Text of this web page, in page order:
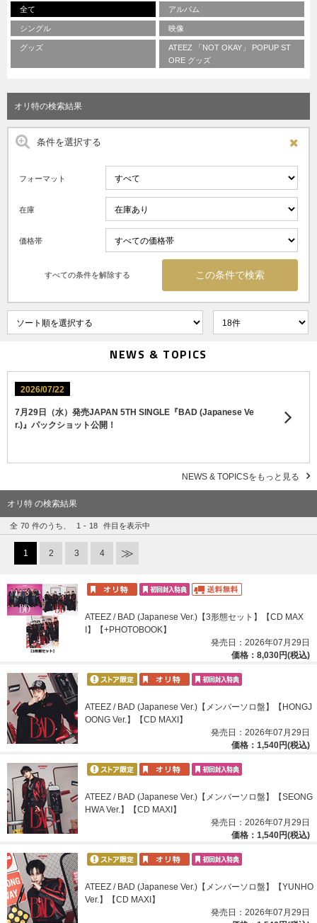
全て アルバム
シングル 映像
グッズ
ATEEZ 「NOT OKAY」 POPUP ST
ORE グッズ
オリ特の検索結果
条件を選択する
フォーマット
在庫
価格帯
すべての条件を解除する
NEWS & TOPICS
2026/07/22
7月29日（水）発売JAPAN 5TH SINGLE『BAD (Japanese Ve
r.)』パックショット公開！
NEWS & TOPICSをもっと見る
オリ特 の検索結果
全 70 件のうち、 1 - 18 件目を表示中
1 2 3 4
ATEEZ / BAD (Japanese Ver.)【3形態セット】【CD MAX
I】【+PHOTOBOOK】
発売日：2026年07月29日
価格：8,030円(税込)
ATEEZ / BAD (Japanese Ver.)【メンバーソロ盤】【HONGJ
OONG Ver.】【CD MAXI】
発売日：2026年07月29日
価格：1,540円(税込)
ATEEZ / BAD (Japanese Ver.)【メンバーソロ盤】【SEONG
HWA Ver.】【CD MAXI】
発売日：2026年07月29日
価格：1,540円(税込)
ATEEZ / BAD (Japanese Ver.)【メンバーソロ盤】【YUNHO
Ver.】【CD MAXI】
発売日：2026年07月29日